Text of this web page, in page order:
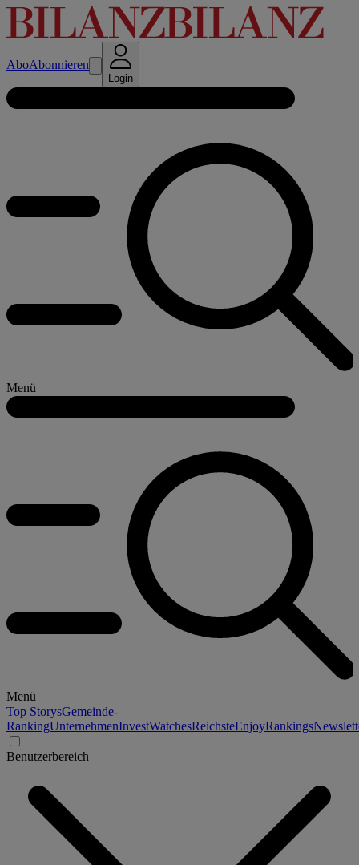
AboAbonnieren
Login
Menü
Menü
Top StorysGemeinde-
RankingUnternehmenInvestWatchesReichsteEnjoyRankings
Benutzerbereich